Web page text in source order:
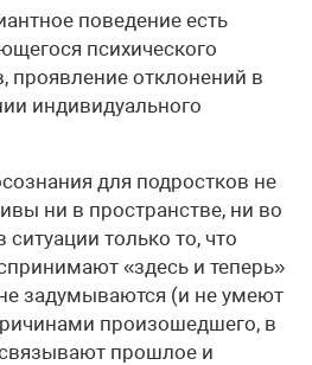
поведение есть
психического
проявление отклонений в
индивидуального
для подростков не
ни в пространстве, ни во
только то, что
«здесь и теперь»
задумываются (и не умеют
произошедшего, в
прошлое и